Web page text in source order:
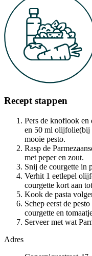
Recept stappen
Pers de knoflook en
en 50 ml olijfolie(bij
mooie pesto.
Rasp de
met peper en zout.
Snij de courgette in
Verhit 1 eetlepel
courgette kort aan
Kook de pasta
Schep eerst de
courgette en
Serveer met wat
Adres